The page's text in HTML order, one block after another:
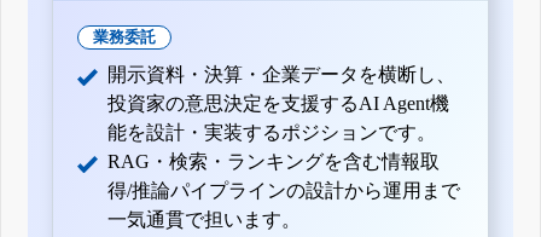
業務委託
開示資料・決算・企業データを横断し、
投資家の意思決定を支援するAI Agent機
能を設計・実装するポジションです。
RAG・検索・ランキングを含む情報取
得/推論パイプラインの設計から運用まで
一気通貫で担います。